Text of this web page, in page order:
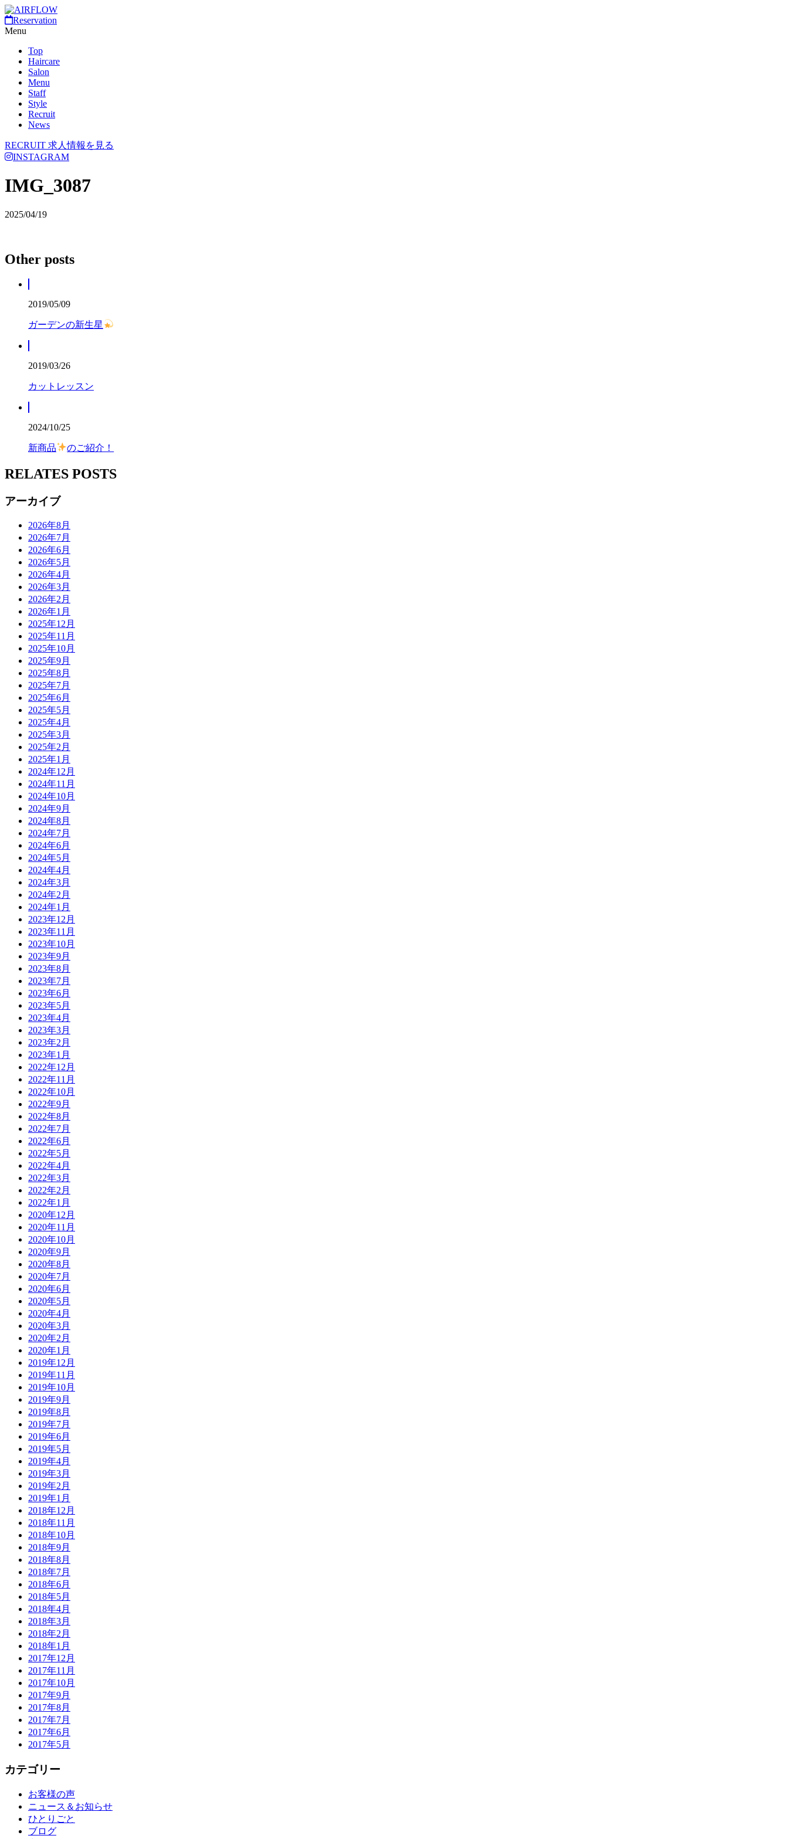
Reservation
Menu
Top
Haircare
Salon
Menu
Staff
Style
Recruit
News
RECRUIT 求人情報を見る
INSTAGRAM
IMG_3087
2025/04/19
Other posts
2019/05/09
ガーデンの新生星
2019/03/26
カットレッスン
2024/10/25
新商品 のご紹介！
RELATES POSTS
アーカイブ
2026年8月
2026年7月
2026年6月
2026年5月
2026年4月
2026年3月
2026年2月
2026年1月
2025年12月
2025年11月
2025年10月
2025年9月
2025年8月
2025年7月
2025年6月
2025年5月
2025年4月
2025年3月
2025年2月
2025年1月
2024年12月
2024年11月
2024年10月
2024年9月
2024年8月
2024年7月
2024年6月
2024年5月
2024年4月
2024年3月
2024年2月
2024年1月
2023年12月
2023年11月
2023年10月
2023年9月
2023年8月
2023年7月
2023年6月
2023年5月
2023年4月
2023年3月
2023年2月
2023年1月
2022年12月
2022年11月
2022年10月
2022年9月
2022年8月
2022年7月
2022年6月
2022年5月
2022年4月
2022年3月
2022年2月
2022年1月
2020年12月
2020年11月
2020年10月
2020年9月
2020年8月
2020年7月
2020年6月
2020年5月
2020年4月
2020年3月
2020年2月
2020年1月
2019年12月
2019年11月
2019年10月
2019年9月
2019年8月
2019年7月
2019年6月
2019年5月
2019年4月
2019年3月
2019年2月
2019年1月
2018年12月
2018年11月
2018年10月
2018年9月
2018年8月
2018年7月
2018年6月
2018年5月
2018年4月
2018年3月
2018年2月
2018年1月
2017年12月
2017年11月
2017年10月
2017年9月
2017年8月
2017年7月
2017年6月
2017年5月
カテゴリー
お客様の声
ニュース＆お知らせ
ひとりごと
ブログ